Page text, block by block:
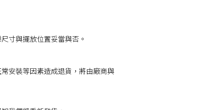
寸與擺放位置妥當與否。
安裝等因素造成退貨，將由廠商與